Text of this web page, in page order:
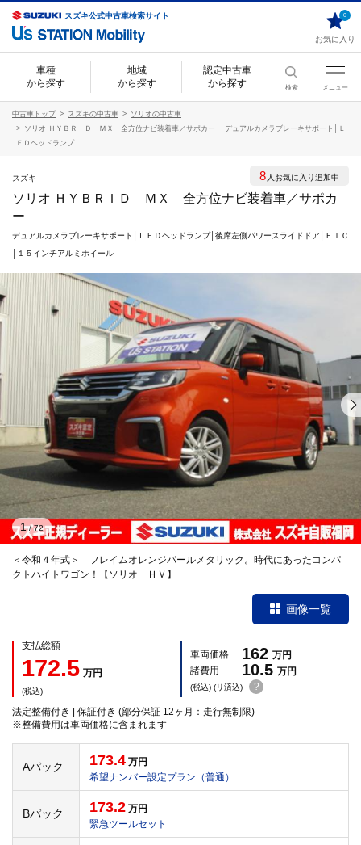
スズキ公式中古車検索サイト
お気に入り
0
車種
から探す
地域
から探す
認定中古車
から探す
検索 メニュー
中古車トップ スズキの中古車
ソリオの中古車
ソリオ ＨＹＢＲＩＤ ＭＸ 全方位ナビ装着車／サポカー デュアルカメラブレーキサポート│Ｌ
ＥＤヘッドランプ ...
スズキ
ソリオ ＨＹＢＲＩＤ ＭＸ 全方位ナビ装着車／サポカ
ー
デュアルカメラブレーキサポート│ＬＥＤヘッドランプ│後席左側パワースライドドア│ＥＴＣ
│１５インチアルミホイール
＜令和４年式＞ フレイムオレンジパールメタリック。時代にあったコンパ
クトハイトワゴン！【ソリオ ＨＶ】
1/72
画像一覧
支払総額
172.5 万円
(税込)
車両価格 162 万円
諸費用
10.5 万円
(税込) (リ済込) ?
法定整備付き | 保証付き (部分保証 12ヶ月：走行無制限)
※整備費用は車両価格に含まれます
Aパック 173.4 万円
希望ナンバー設定プラン（普通）
Bパック 173.2 万円
緊急ツールセット
8 人お気に入り追加中